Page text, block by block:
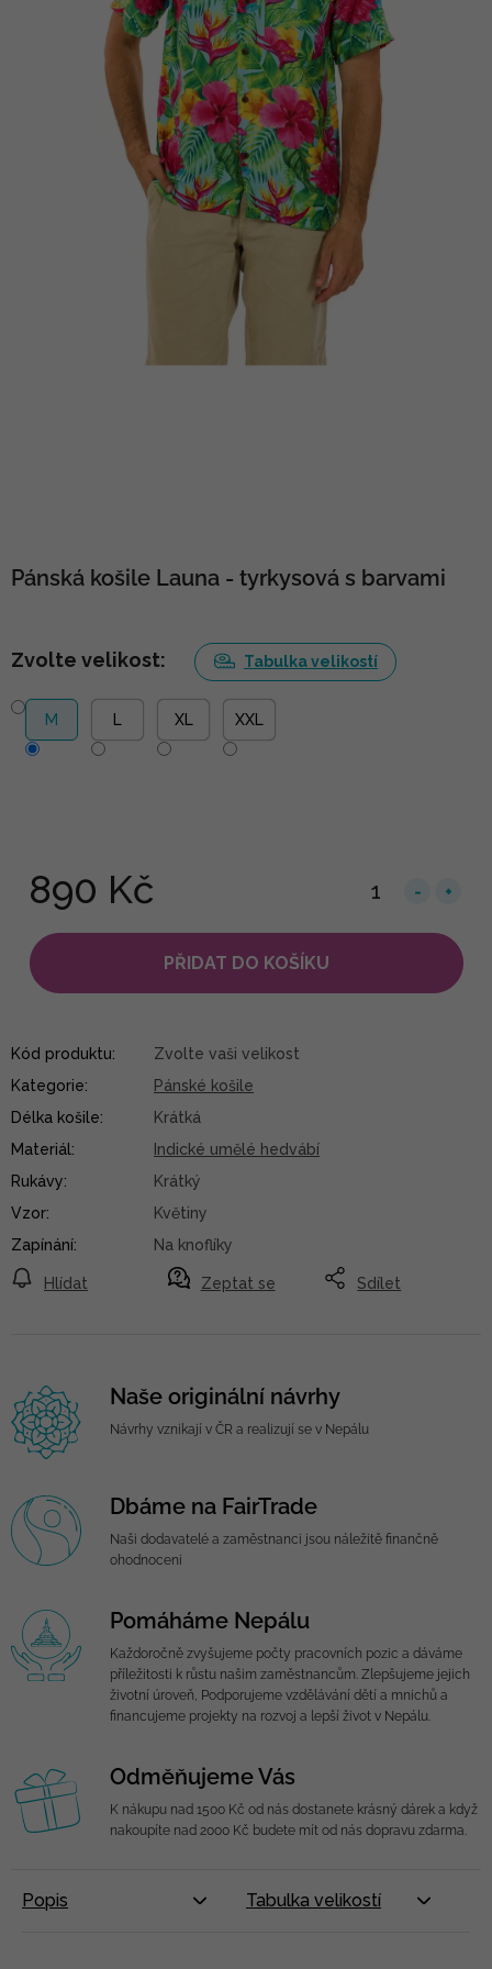
Pánská košile Launa - tyrkysová s barvami
890 Kč
PŘIDAT DO KOŠÍKU
Zvolte velikost: Tabulka velikostí
M XL XXL
Zeptat se
Hlídat Sdílet
Kód produktu:
Zvolte vaši velikost
Kategorie:
Pánské košile
Délka košile:
Krátká
Materiál:
Indické umělé hedvábí
Rukávy:
Krátký
Vzor:
Květiny
Zapínání: Na knoflíky
Naše originální návrhy
Návrhy vznikají v ČR a realizují se v Nepálu
Dbáme na FairTrade
Naši dodavatelé a zaměstnanci jsou náležitě finančně
ohodnoceni
Pomáháme Nepálu
Každoročně zvyšujeme počty pracovních pozic a dáváme
příležitosti k růstu našim zaměstnancům. Zlepšujeme jejich
životní úroveň, Podporujeme vzdělávání dětí a mnichů a
financujeme projekty na rozvoj a lepší život v Nepálu.
Odměňujeme Vás
K nákupu nad 1500 Kč od nás dostanete krásný dárek a když
nakoupíte nad 2000 Kč budete mít od nás dopravu zdarma.
Popis Tabulka velikostí